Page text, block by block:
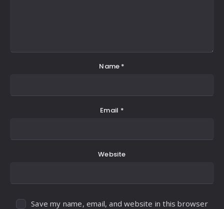
Name *
Email *
Website
Save my name, email, and website in this browser